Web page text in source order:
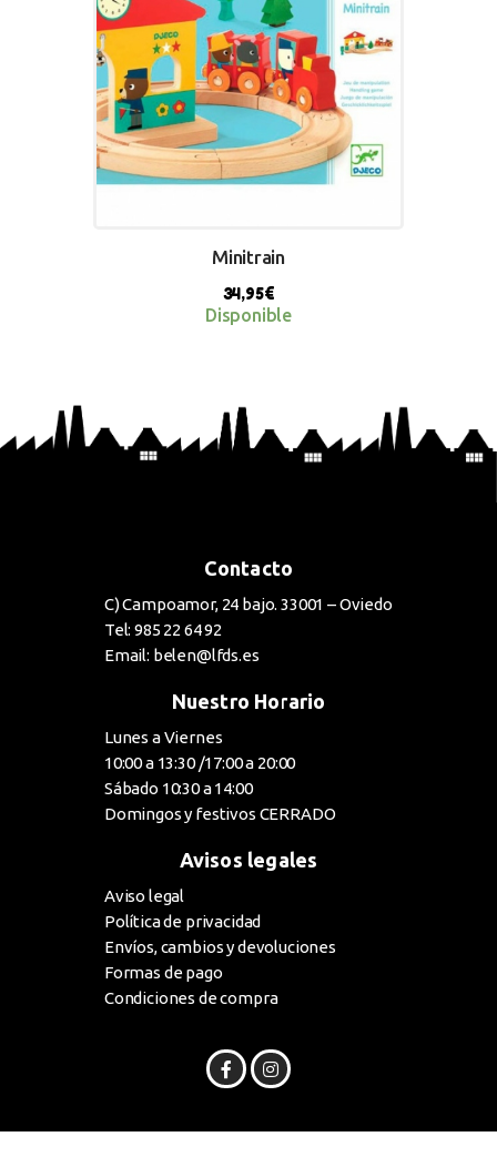
Minitrain
34,95€
Disponible
Contacto
C) Campoamor, 24 bajo. 33001 – Oviedo
Tel: 985 22 64 92
Email: belen@lfds.es
Nuestro Horario
Lunes a Viernes
10:00 a 13:30 /17:00 a 20:00
Sábado 10:30 a 14:00
Domingos y festivos CERRADO
Avisos legales
Aviso legal
Política de privacidad
Envíos, cambios y devoluciones
Formas de pago
Condiciones de compra